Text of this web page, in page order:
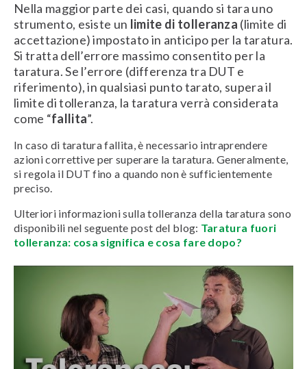
Nella maggior parte dei casi, quando si tara uno
strumento, esiste un limite di tolleranza (limite di
accettazione) impostato in anticipo per la taratura.
Si tratta dell’errore massimo consentito per la
taratura. Se l’errore (differenza tra DUT e
riferimento), in qualsiasi punto tarato, supera il
limite di tolleranza, la taratura verrà considerata
come “fallita”.
In caso di taratura fallita, è necessario intraprendere
azioni correttive per superare la taratura. Generalmente,
si regola il DUT fino a quando non è sufficientemente
preciso.
Ulteriori informazioni sulla tolleranza della taratura sono
disponibili nel seguente post del blog: Taratura fuori
tolleranza: cosa significa e cosa fare dopo?